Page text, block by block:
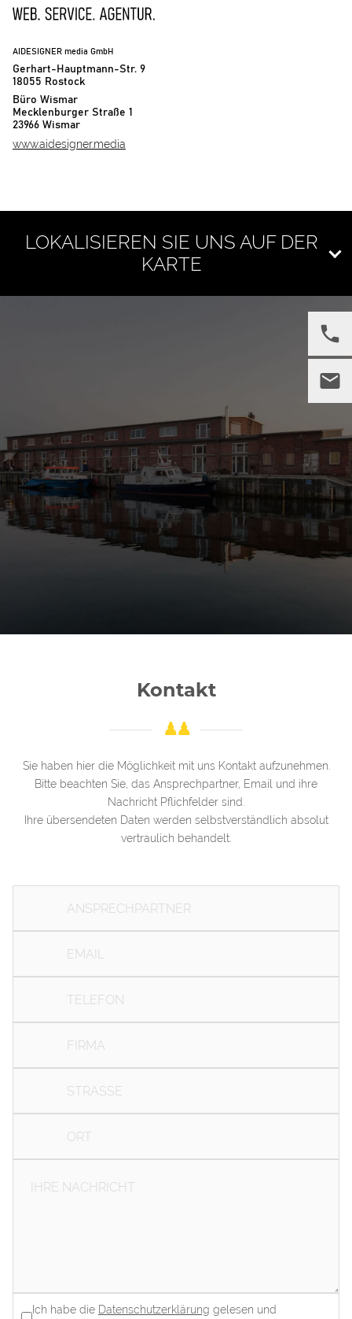
AIDESIGNER media GmbH
Gerhart-Hauptmann-Str. 9
18055 Rostock
Büro Wismar
Mecklenburger Straße 1
23966 Wismar
www.aidesigner.media
LOKALISIEREN SIE UNS AUF DER
KARTE
+49 3841 40336
Kontakt
Sie haben hier die Möglichkeit mit uns Kontakt aufzunehmen.
Bitte beachten Sie, das Ansprechpartner, Email und ihre
Nachricht Pflichfelder sind.
Ihre übersendeten Daten werden selbstverständlich absolut
vertraulich behandelt.
Ich habe die Datenschutzerklärung gelesen und